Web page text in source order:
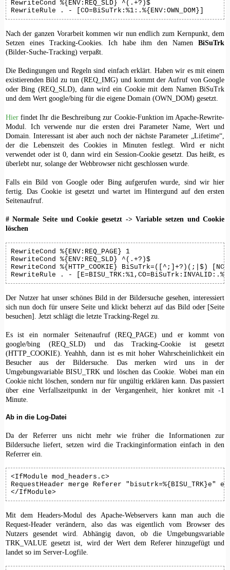
RewriteCond %{ENV:REQ_SLD} ^(.+?)$
RewriteRule . - [CO=BiSuTrk:%1:.%{ENV:OWN_DOM}]
Nach der ganzen Vorarbeit kommen wir nun endlich zum Kernpunkt, dem
Setzen eines Tracking-Cookies. Ich habe ihm den NamenBiSuTrk
(Bilder-Suche-Tracking) verpaßt.
Die Bedingungen und Regeln sind einfach erklärt. Haben wir es mit einem
existierenden Bild zu tun (REQ_IMG) und kommt der Aufruf von Google
oder Bing (REQ_SLD), dann wird ein Cookie mit dem Namen BiSuTrk
und dem Wert google/bing für die eigene Domain (OWN_DOM) gesetzt.
Hierfindet Ihr die Beschreibung zur Cookie-Funktion im Apache-Rewrite-
Modul. Ich verwende nur die ersten drei Parameter Name, Wert und
Domain. Interessant ist aber auch noch der nächste Parameter „Lifetime“,
der die Lebenszeit des Cookies in Minuten festlegt. Wird er nicht
verwendet oder ist 0, dann wird ein Session-Cookie gesetzt. Das heißt, es
überlebt nur, solange der Webbrowser nicht geschlossen wurde.
Falls ein Bild von Google oder Bing aufgerufen wurde, sind wir hier
fertig. Das Cookie ist gesetzt und wartet im Hintergund auf den ersten
Seitenaufruf.
# Normale Seite und Cookie gesetzt -> Variable setzen und Cookie
löschen
RewriteCond %{ENV:REQ_PAGE} 1
RewriteCond %{ENV:REQ_SLD} ^(.+?)$
RewriteCond %{HTTP_COOKIE} BiSuTrk=([^;]+?)(;|$) [NC]
RewriteRule . -
Der Nutzer hat unser schönes Bild in der Bildersuche gesehen, interessiert
sich nun doch für unsere Seite und klickt beherzt auf das Bild oder [Seite
besuchen]. Jetzt schlägt die letzte Tracking-Regel zu.
Es ist ein normaler Seitenaufruf (REQ_PAGE) und er kommt von
google/bing (REQ_SLD) und das Tracking-Cookie ist gesetzt
(HTTP_COOKIE). Yeahhh, dann ist es mit hoher Wahrscheinlichkeit ein
Besucher aus der Bildersuche. Das merken wird uns in der
Umgebungsvariable BISU_TRK und löschen das Cookie. Wobei man ein
Cookie nicht löschen, sondern nur für ungültig erklären kann. Das passiert
über eine Verfallszeitpunkt in der Vergangenheit, hier konkret mit -1
Minute.
Ab in die Log-Datei
Da der Referrer uns nicht mehr wie früher die Informationen zur
Bildersuche liefert, setzen wird die Trackinginformation einfach in den
Referrer ein.
<IfModule mod_headers.c>
RequestHeader merge Referer "bisutrk=%{BISU_TRK}e"
</IfModule>
Mit dem Headers-Modul des Apache-Webservers kann man auch die
Request-Header verändern, also das was eigentlich vom Browser des
Nutzers gesendet wird. Abhängig davon, ob die Umgebungsvariable
TRK_VALUE gesetzt ist, wird der Wert dem Referer hinzugefügt und
landet so im Server-Logfile.